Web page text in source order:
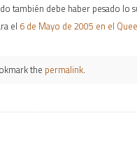
también debe haber pesado lo
el 6 de Mayo de 2005 en el
the permalink.